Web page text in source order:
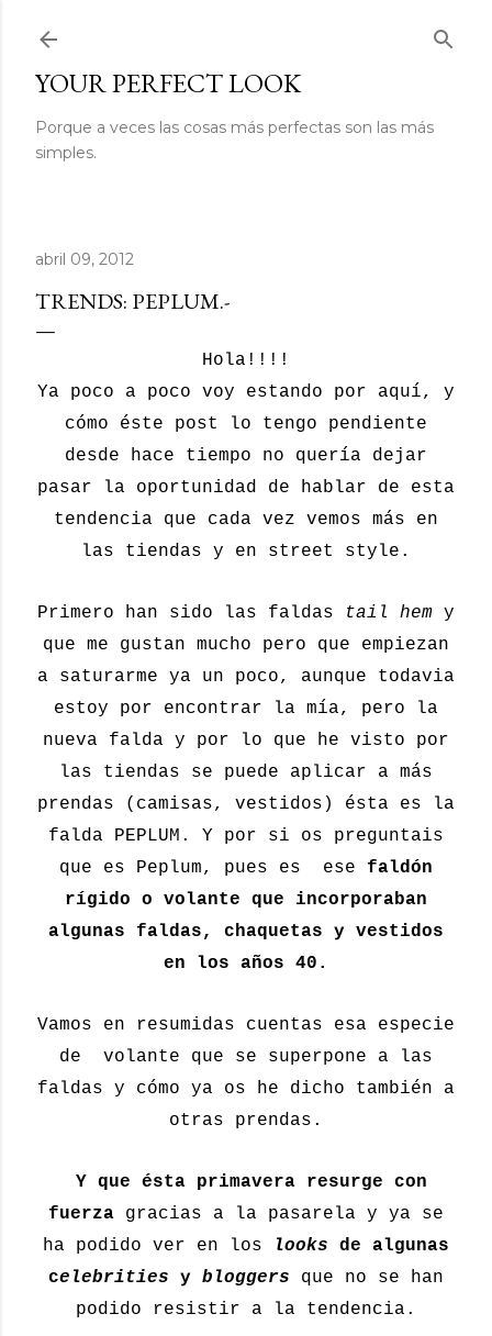
YOUR PERFECT LOOK
Porque a veces las cosas más perfectas son las más
simples.
abril 09, 2012
TRENDS: PEPLUM.-
Hola!!!!
Ya poco a poco voy estando por aquí, y
cómo éste post lo tengo pendiente
desde hace tiempo no quería dejar
pasar la oportunidad de hablar de esta
tendencia que cada vez vemos más en
las tiendas y en street style.
Primero han sido las faldas tail hem y
que me gustan mucho pero que empiezan
a saturarme ya un poco, aunque todavia
estoy por encontrar la mía, pero la
nueva falda y por lo que he visto por
las tiendas se puede aplicar a más
prendas (camisas, vestidos) ésta es la
falda PEPLUM. Y por si os preguntais
que es Peplum, pues es ese faldón
rígido o volante que incorporaban
algunas faldas, chaquetas y vestidos
en los años 40.
Vamos en resumidas cuentas esa especie
de volante que se superpone a las
faldas y cómo ya os he dicho también a
otras prendas.
Y que ésta primavera resurge con
fuerza gracias a la pasarela y ya se
ha podido ver en los
looks de algunas
celebrities y bloggers
que no se han
podido resistir a la tendencia.